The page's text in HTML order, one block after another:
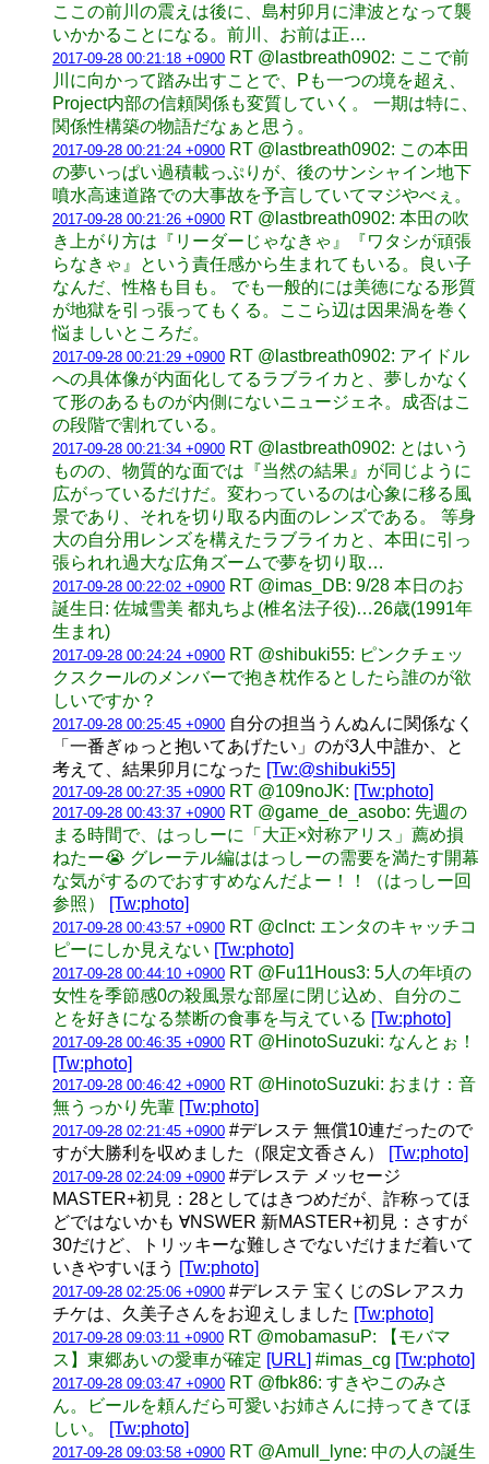
ここの前川の震えは後に、島村卯月に津波となって襲
いかかることになる。前川、お前は正…
2017-09-28 00:21:18 +0900 RT @lastbreath0902: ここで前
川に向かって踏み出すことで、Pも一つの境を超え、
Project内部の信頼関係も変質していく。 一期は特に、
関係性構築の物語だなぁと思う。
2017-09-28 00:21:24 +0900 RT @lastbreath0902: この本田
の夢いっぱい過積載っぷりが、後のサンシャイン地下
噴水高速道路での大事故を予言していてマジやべぇ。
2017-09-28 00:21:26 +0900 RT @lastbreath0902: 本田の吹
き上がり方は『リーダーじゃなきゃ』『ワタシが頑張
らなきゃ』という責任感から生まれてもいる。良い子
なんだ、性格も目も。 でも一般的には美徳になる形質
が地獄を引っ張ってもくる。ここら辺は因果渦を巻く
悩ましいところだ。
2017-09-28 00:21:29 +0900 RT @lastbreath0902: アイドル
への具体像が内面化してるラブライカと、夢しかなく
て形のあるものが内側にないニュージェネ。成否はこ
の段階で割れている。
2017-09-28 00:21:34 +0900 RT @lastbreath0902: とはいう
ものの、物質的な面では『当然の結果』が同じように
広がっているだけだ。変わっているのは心象に移る風
景であり、それを切り取る内面のレンズである。 等身
大の自分用レンズを構えたラブライカと、本田に引っ
張られれ過大な広角ズームで夢を切り取…
2017-09-28 00:22:02 +0900 RT @imas_DB: 9/28 本日のお
誕生日: 佐城雪美 都丸ちよ(椎名法子役)…26歳(1991年
生まれ)
2017-09-28 00:24:24 +0900 RT @shibuki55: ピンクチェッ
クスクールのメンバーで抱き枕作るとしたら誰のが欲
しいですか？
2017-09-28 00:25:45 +0900 自分の担当うんぬんに関係なく
「一番ぎゅっと抱いてあげたい」のが3人中誰か、と
考えて、結果卯月になった [Tw:@shibuki55]
2017-09-28 00:27:35 +0900 RT @109noJK: [Tw:photo]
2017-09-28 00:43:37 +0900 RT @game_de_asobo: 先週の
まる時間で、はっしーに「大正×対称アリス」薦め損
ねたー😭 グレーテル編ははっしーの需要を満たす開幕
な気がするのでおすすめなんだよー！！（はっしー回
参照）
[Tw:photo]
2017-09-28 00:43:57 +0900 RT @clnct: エンタのキャッチコ
ピーにしか見えない [Tw:photo]
2017-09-28 00:44:10 +0900 RT @Fu11Hous3: 5人の年頃の
女性を季節感0の殺風景な部屋に閉じ込め、自分のこ
とを好きになる禁断の食事を与えている [Tw:photo]
2017-09-28 00:46:35 +0900 RT @HinotoSuzuki: なんとぉ！
[Tw:photo]
2017-09-28 00:46:42 +0900 RT @HinotoSuzuki: おまけ：音
無うっかり先輩 [Tw:photo]
2017-09-28 02:21:45 +0900 #デレステ 無償10連だったので
すが大勝利を収めました（限定文香さん）
[Tw:photo]
2017-09-28 02:24:09 +0900 #デレステ メッセージ
MASTER+初見：28としてはきつめだが、詐称ってほ
どではないかも ∀NSWER 新MASTER+初見：さすが
30だけど、トリッキーな難しさでないだけまだ着いて
いきやすいほう [Tw:photo]
2017-09-28 02:25:06 +0900 #デレステ 宝くじのSレアスカ
チケは、久美子さんをお迎えしました [Tw:photo]
2017-09-28 09:03:11 +0900 RT @mobamasuP: 【モバマ
ス】東郷あいの愛車が確定 [URL] #imas_cg [Tw:photo]
2017-09-28 09:03:47 +0900 RT @fbk86: すきやこのみさ
ん。ビールを頼んだら可愛いお姉さんに持ってきてほ
しい。
[Tw:photo]
2017-09-28 09:03:58 +0900 RT @Amull_lyne: 中の人の誕生